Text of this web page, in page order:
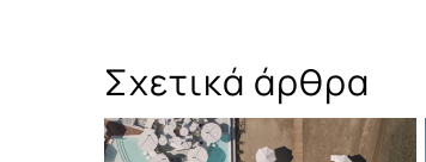
Σχετικά άρθρα